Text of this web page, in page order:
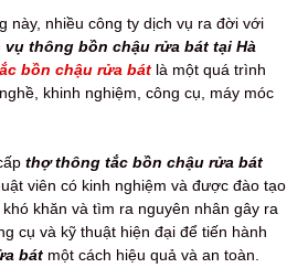
này, nhiều công ty dịch vụ ra đời với
vụ thông bồn chậu rửa bát tại Hà
bồn chậu rửa bát là một quá trình
khinh nghiệm, công cụ, máy móc
thợ thông tắc bồn chậu rửa bát
viên có kinh nghiệm và được đào tạo
khăn và tìm ra nguyên nhân gây ra
cụ và kỹ thuật hiện đại để tiến hành
bát một cách hiệu quả và an toàn.